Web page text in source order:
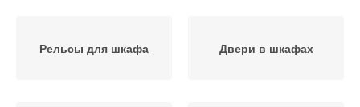
Рельсы для шкафа Двери в шкафах